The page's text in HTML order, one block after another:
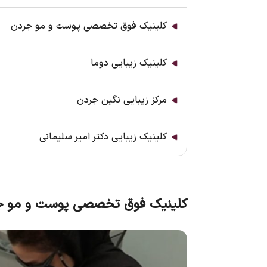
کلینیک فوق تخصصی پوست و مو جردن
کلینیک زیبایی دوما
مرکز زیبایی نگین جردن
کلینیک زیبایی دکتر امیر سلیمانی
کلینیک فوق تخصصی پوست و مو